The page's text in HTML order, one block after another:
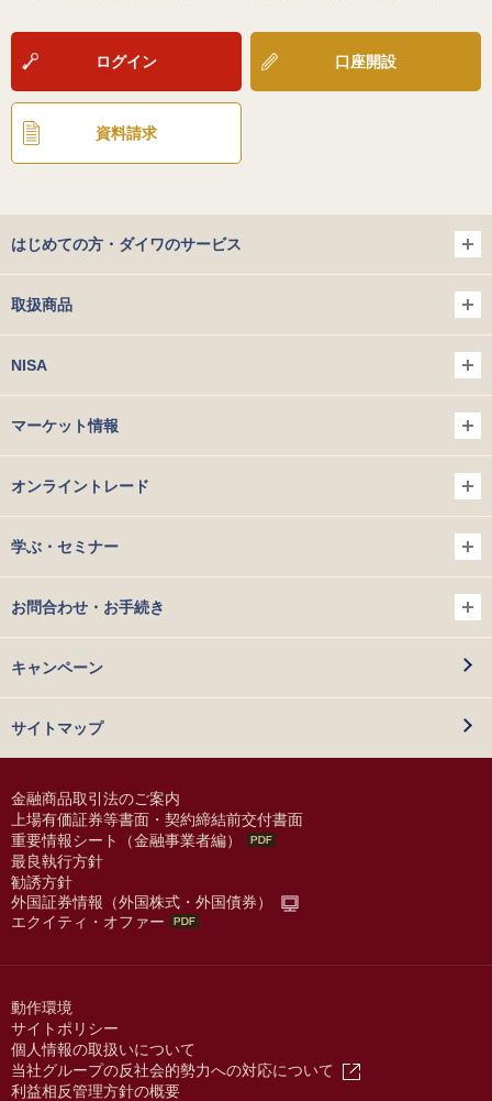
ログイン 口座開設
資料請求
はじめての方・ダイワのサービス
取扱商品
NISA
マーケット情報
オンライントレード
学ぶ・セミナー
お問合わせ・お手続き
キャンペーン
サイトマップ
金融商品取引法のご案内
上場有価証券等書面・契約締結前交付書面
重要情報シート（金融事業者編）
最良執行方針
勧誘方針
外国証券情報（外国株式・外国債券）
エクイティ・オファー
動作環境
サイトポリシー
個人情報の取扱いについて
当社グループの反社会的勢力への対応について
利益相反管理方針の概要